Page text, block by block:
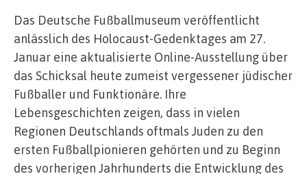
Das Deutsche Fußballmuseum veröffentlicht
anlässlich des Holocaust-Gedenktages am 27.
Januar eine aktualisierte Online-Ausstellung über
das Schicksal heute zumeist vergessener jüdischer
Fußballer und Funktionäre. Ihre
Lebensgeschichten zeigen, dass in vielen
Regionen Deutschlands oftmals Juden zu den
ersten Fußballpionieren gehörten und zu Beginn
des vorherigen Jahrhunderts die Entwicklung des